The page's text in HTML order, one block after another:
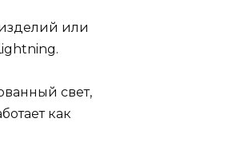
или
свет,
как